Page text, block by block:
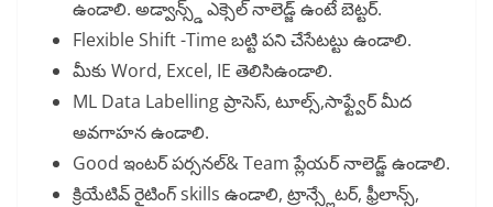
ఉండాలి. అడ్వాన్స్డ్ ఎక్సెల్ నాలెడ్జ్ ఉంటే బెట్టర్.
Flexible Shift -Time బట్టి పని చేసేటట్టు ఉండాలి.
మీకు Word, Excel, IE తెలిసిఉండాలి.
ML Data Labelling ప్రాసెస్, టూల్స్,సాఫ్ట్వేర్ మీద
అవగాహన ఉండాలి.
Good ఇంటర్ పర్సనల్& Team ప్లేయర్ నాలెడ్జ్ ఉండాలి.
క్రియేటివ్ రైటింగ్ skills ఉండాలి, ట్రాన్స్లేటర్, ఫ్రీలాన్స్,